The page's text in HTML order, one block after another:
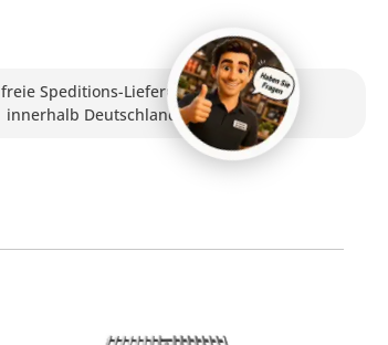
freie Speditions-Lieferung
innerhalb Deutschlands